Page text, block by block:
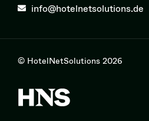
info@hotelnetsolutions.de
© HotelNetSolutions 2026